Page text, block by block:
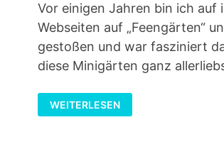
Vor einigen Jahren bin ich auf
Webseiten auf „Feengärten“
gestoßen und war fasziniert
diese Minigärten ganz
XXS
GARDENING:
DIE
WEITERLESEN